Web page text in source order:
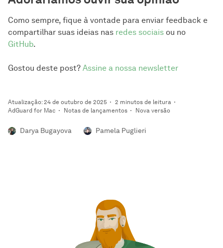
Como sempre, fique à vontade para enviar feedback e
compartilhar suas ideias nas redes sociais ou no
GitHub.
Gostou deste post? Assine a nossa newsletter
Atualização: 24 de outubro de 2025
2 minutos de leitura
AdGuard for Mac
Notas de lançamentos Nova versão
Darya Bugayova Pamela Puglieri